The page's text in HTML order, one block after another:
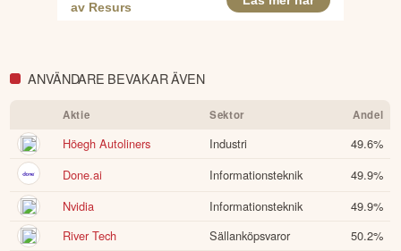
ANVÄNDARE BEVAKAR ÄVEN
Aktie Sektor Andel
Höegh Autoliners Industri 49.6%
Done.ai
Informationsteknik 49.9%
Nvidia
Informationsteknik 49.9%
River Tech
Sällanköpsvaror 50.2%